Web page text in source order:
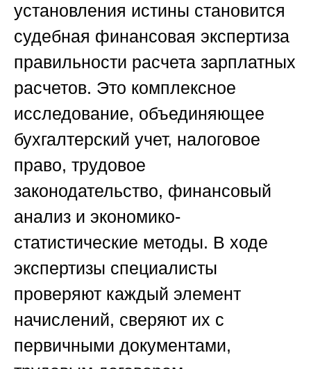
установления истины становится
судебная финансовая экспертиза
правильности расчета зарплатных
расчетов. Это комплексное
исследование, объединяющее
бухгалтерский учет, налоговое
право, трудовое
законодательство, финансовый
анализ и экономико-
статистические методы. В ходе
экспертизы специалисты
проверяют каждый элемент
начислений, сверяют их с
первичными документами,